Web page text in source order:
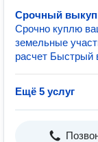
Срочный выкуп
Срочно куплю
земельные
расчет Быстрый
Ещё 5 услуг